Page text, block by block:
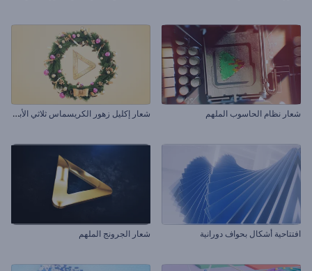
شعار نظام الحاسوب الملهم ش
عار إكليل زهور الكريسماس ثلاثي الأبعاد
افتتاحية أشكال بحواف دورانية شعار الجرونج الملهم